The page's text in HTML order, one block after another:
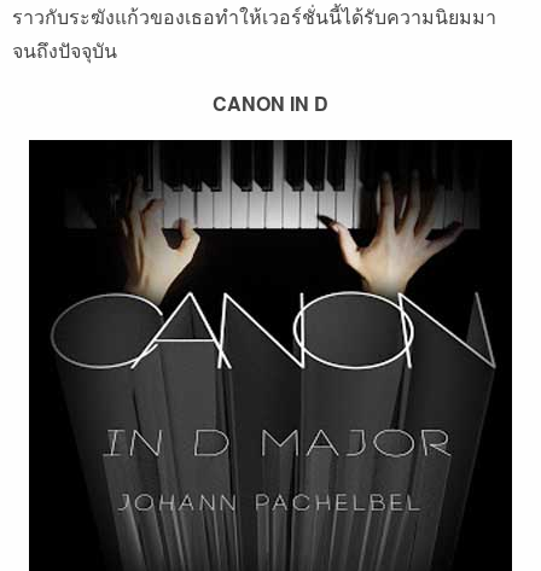
ราวกับระฆังแก้วของเธอทำให้เวอร์ชั่นนี้ได้รับความนิยมมา
จนถึงปัจจุบัน
CANON IN D